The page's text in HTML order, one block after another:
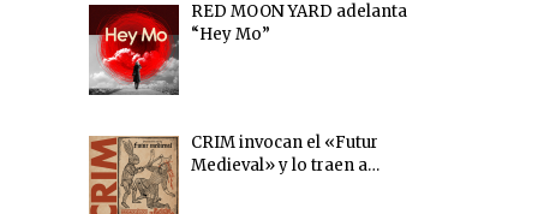
RED MOON YARD adelanta
“Hey Mo”
CRIM invocan el «Futur
Medieval» y lo traen a…